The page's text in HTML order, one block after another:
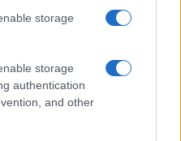
storage
storage
authentication
and other